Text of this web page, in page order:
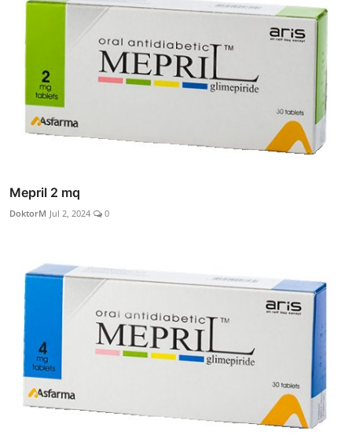
Mepril 2 mq
DoktorM Jul 2, 2024 0